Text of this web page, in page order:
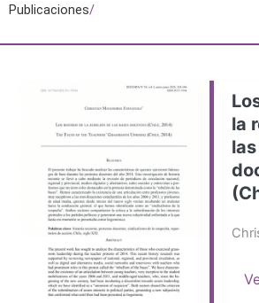
Publicaciones/
la